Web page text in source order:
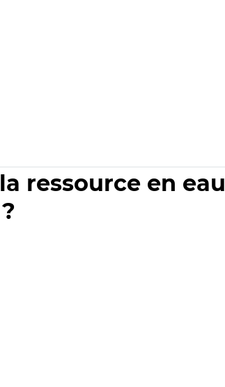
ressource en eau